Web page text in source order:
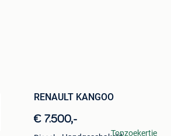
RENAULT KANGOO
€ 7.500,-
Topzoekertje